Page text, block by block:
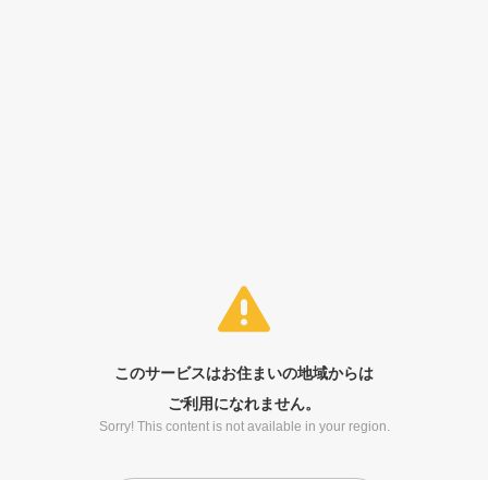
このサービスはお住まいの地域からは
ご利用になれません。
Sorry! This content is not available in your region.